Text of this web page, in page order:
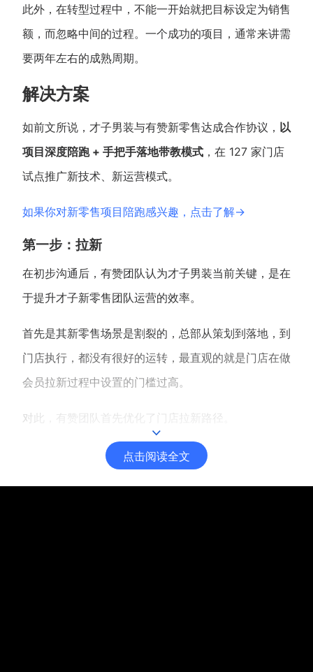
此外，在转型过程中，不能一开始就把目标设定为销售
额，而忽略中间的过程。一个成功的项目，通常来讲需
要两年左右的成熟周期。
解决方案
如前文所说，才子男装与有赞新零售达成合作协议， 以
项目深度陪跑 + 手把手落地带教模式 ，在 127 家门店
试点推广新技术、新运营模式。
如果你对新零售项目陪跑感兴趣，点击了解→
第一步：拉新
在初步沟通后，有赞团队认为才子男装当前关键，是在
于提升才子新零售团队运营的效率。
首先是其新零售场景是割裂的，总部从策划到落地，到
门店执行，都没有很好的运转，最直观的就是门店在做
会员拉新过程中设置的门槛过高。
对此，有赞团队首先优化了门店拉新路径。
点击阅读全文